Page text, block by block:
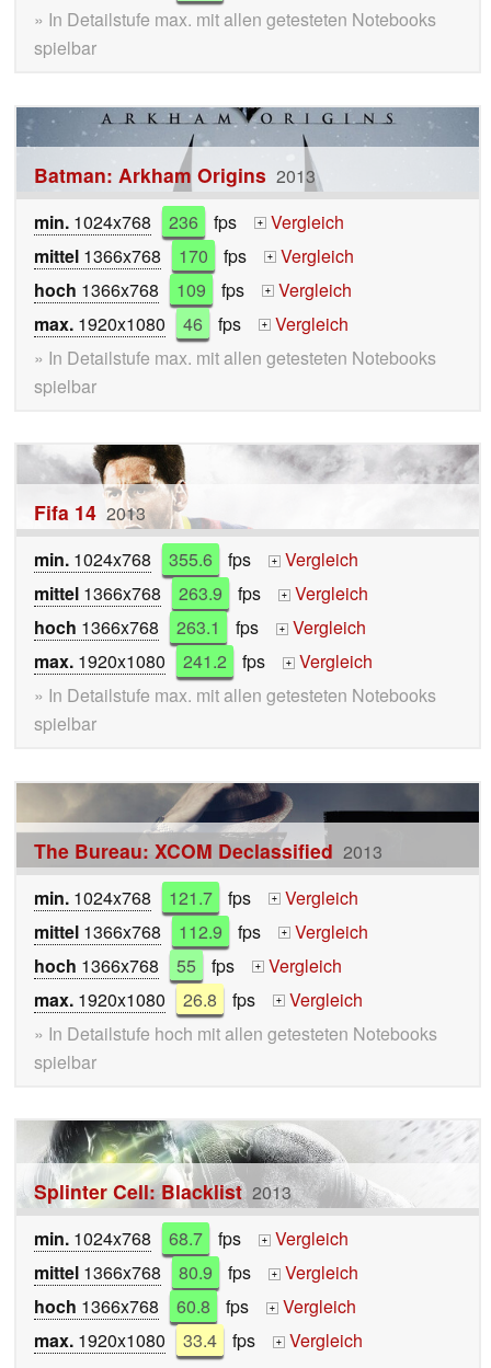
» In Detailstufe max. mit allen getesteten Notebooks
spielbar
Batman: Arkham Origins 2013
min. 1024x768 236 fps +
Vergleich
mittel 1366x768 170 fps +
Vergleich
hoch 1366x768 109 fps +
Vergleich
max. 1920x1080 46 fps +
Vergleich
» In Detailstufe max. mit allen getesteten Notebooks
spielbar
Fifa 14 2013
min. 1024x768 355.6 fps +
Vergleich
mittel 1366x768 263.9 fps +
Vergleich
hoch 1366x768 263.1 fps +
Vergleich
max. 1920x1080 241.2 fps +
Vergleich
» In Detailstufe max. mit allen getesteten Notebooks
spielbar
The Bureau: XCOM Declassified 2013
min. 1024x768 121.7 fps +
Vergleich
mittel 1366x768 112.9 fps +
Vergleich
hoch 1366x768 55 fps +
Vergleich
max. 1920x1080 26.8 fps +
Vergleich
» In Detailstufe hoch mit allen getesteten Notebooks
spielbar
Splinter Cell: Blacklist 2013
min. 1024x768 68.7 fps +
Vergleich
mittel 1366x768 80.9 fps +
Vergleich
hoch 1366x768 60.8 fps +
Vergleich
max. 1920x1080 33.4 fps +
Vergleich